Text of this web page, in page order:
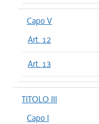
Capo V
Art. 12
Art. 13
TITOLO III
Capo I